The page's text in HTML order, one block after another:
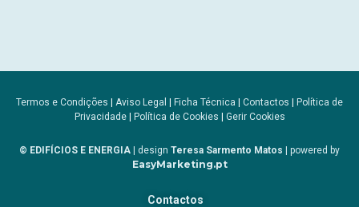
Termos e Condições | Aviso Legal | Ficha Técnica | Contactos | Política de
Privacidade| Política de Cookies | Gerir Cookies
© EDIFÍCIOS E ENERGIA | design Teresa Sarmento Matos | powered by
EasyMarketing.pt
Contactos